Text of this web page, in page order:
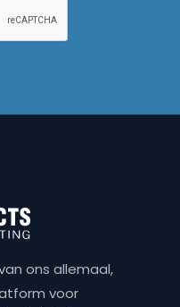
ons allemaal,
voor